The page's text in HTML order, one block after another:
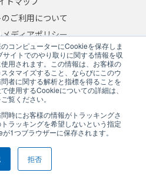
コンピューターにCookieを保存しま
イトでのやり取りに関する情報を収
用されます。この情報は、お客様の
タマイズすること、ならびにこのウ
者に関する解析と指標を得ることを
使用するCookieについての詳細は、
覧ください。
時にお客様の情報がトラッキングさ
ラッキングを希望しないという指定
1つブラウザーに保存されます。
拒否
ご利用について
ディアポリシー
への対応について
/EN
A&D Company, Limited
イトを表示する